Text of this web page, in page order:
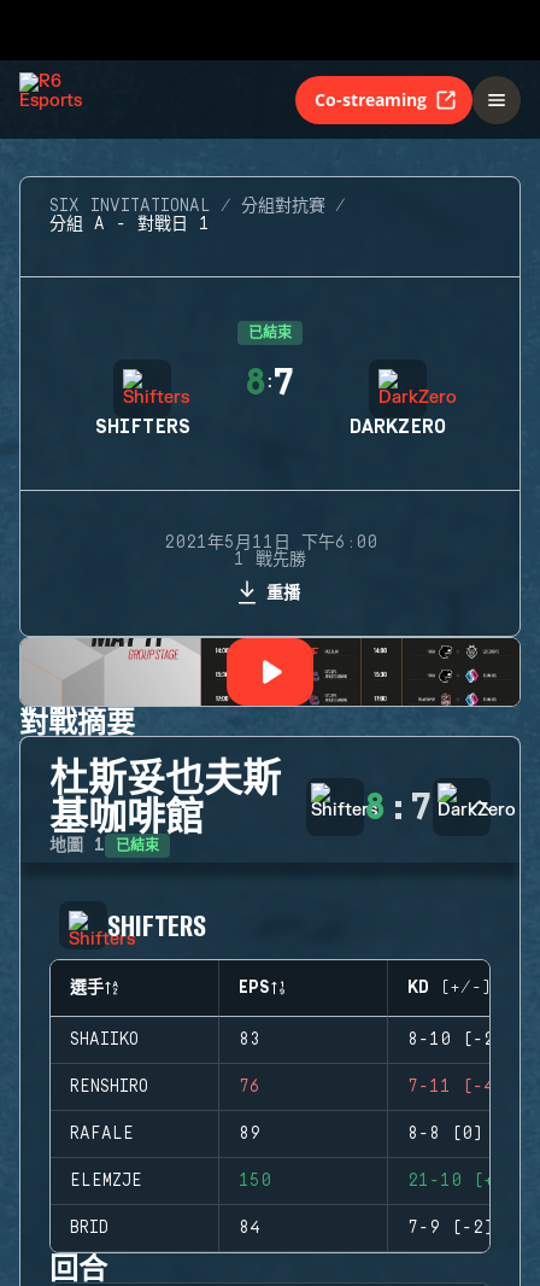
Co-streaming
SIX INVITATIONAL
分組對抗賽
分組 A - 對戰日 1
已結束
SHIFTERS
8 :7
DARKZERO
2021年5月11日 下午6:00
1 戰先勝
重播
對戰摘要
杜斯妥也夫斯
基咖啡館
地圖 1 已結束
8 : 7
SHIFTERS
選手 EPS KD (+/-)
SHAIIKO 83 8-10 (-2)
RENSHIRO 76 7-11 (-4)
RAFALE 89 8-8 (0)
ELEMZJE 150 21-10 (+11)
BRID 84 7-9 (-2)
回合